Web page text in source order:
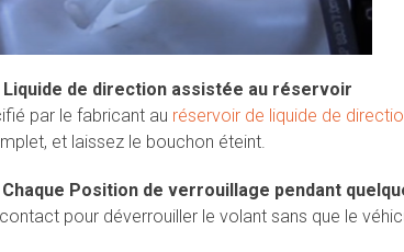
de direction assistée au réservoir
par le fabricant au réservoir de liquide de
et laissez le bouchon éteint.
Position de verrouillage pendant
pour déverrouiller le volant sans que le